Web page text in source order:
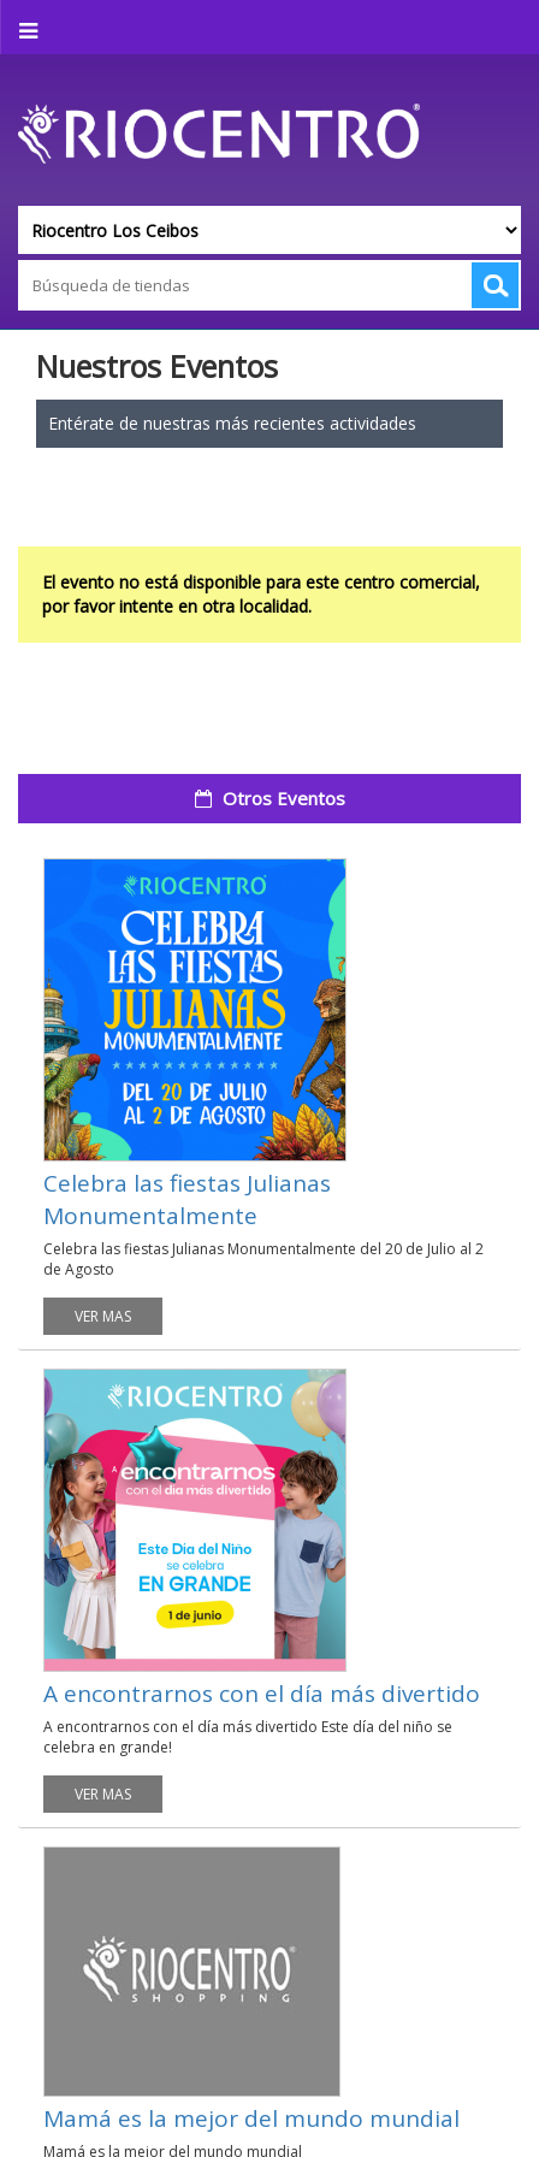
Nuestros Eventos
Entérate de nuestras más recientes actividades
El evento no está disponible para este centro comercial,
por favor intente en otra localidad.
Otros Eventos
Celebra las fiestas Julianas
Monumentalmente
Celebra las fiestas Julianas Monumentalmente del 20 de Julio al 2
de Agosto
VER MAS
A encontrarnos con el día más divertido
A encontrarnos con el día más divertido Este día del niño se
celebra en grande!
VER MAS
Mamá es la mejor del mundo mundial
Mamá es la mejor del mundo mundial